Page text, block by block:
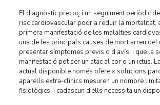
El diagnòstic precoç i un seguiment periòdic
risc cardiovascular podria reduir la mortalitat,
primera manifestació de les malalties
una de les principals causes de mort arreu del
presentar símptomes previs o d’avís, i que la
manifestació pot ser un atac al cor o un ictus.
actual disponible només ofereix solucions
aparells extra-clínics mesuren un nombre
fisiològics, i cadascun d’ells necessita un